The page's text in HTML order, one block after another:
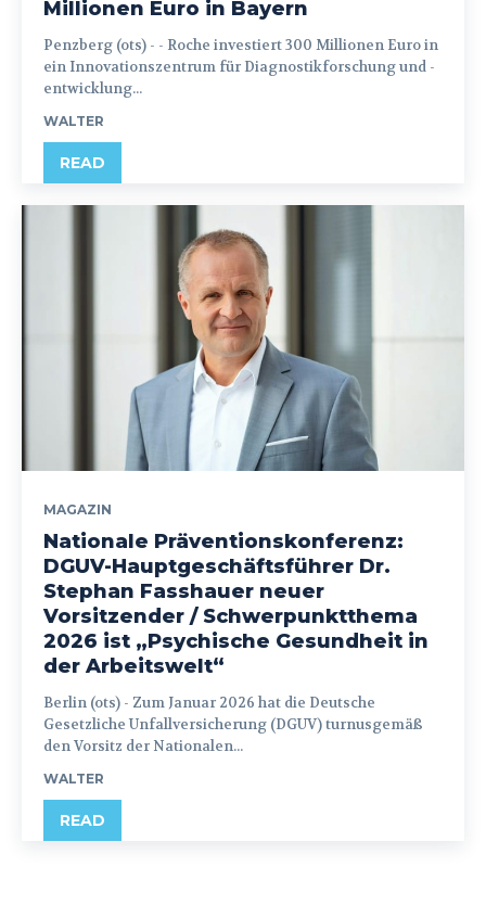
Millionen Euro in Bayern
Penzberg (ots) - - Roche investiert 300 Millionen Euro in
ein Innovationszentrum für Diagnostikforschung und -
entwicklung...
WALTER
READ
MAGAZIN
Nationale Präventionskonferenz:
DGUV-Hauptgeschäftsführer Dr.
Stephan Fasshauer neuer
Vorsitzender / Schwerpunktthema
2026 ist „Psychische Gesundheit in
der Arbeitswelt“
Berlin (ots) - Zum Januar 2026 hat die Deutsche
Gesetzliche Unfallversicherung (DGUV) turnusgemäß
den Vorsitz der Nationalen...
WALTER
READ